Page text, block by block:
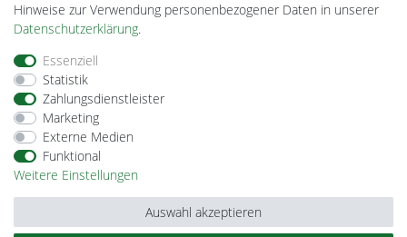
Impressum
Barrierefreiheitserklärung
Hinweise zur Verwendung personenbezogener Daten in unserer
Daten­schutz­erklärung.
Essenziell
Statistik
Zahlungsdienstleister
Marketing
Externe Medien
Funktional
Weitere Einstellungen
Auswahl akzeptieren